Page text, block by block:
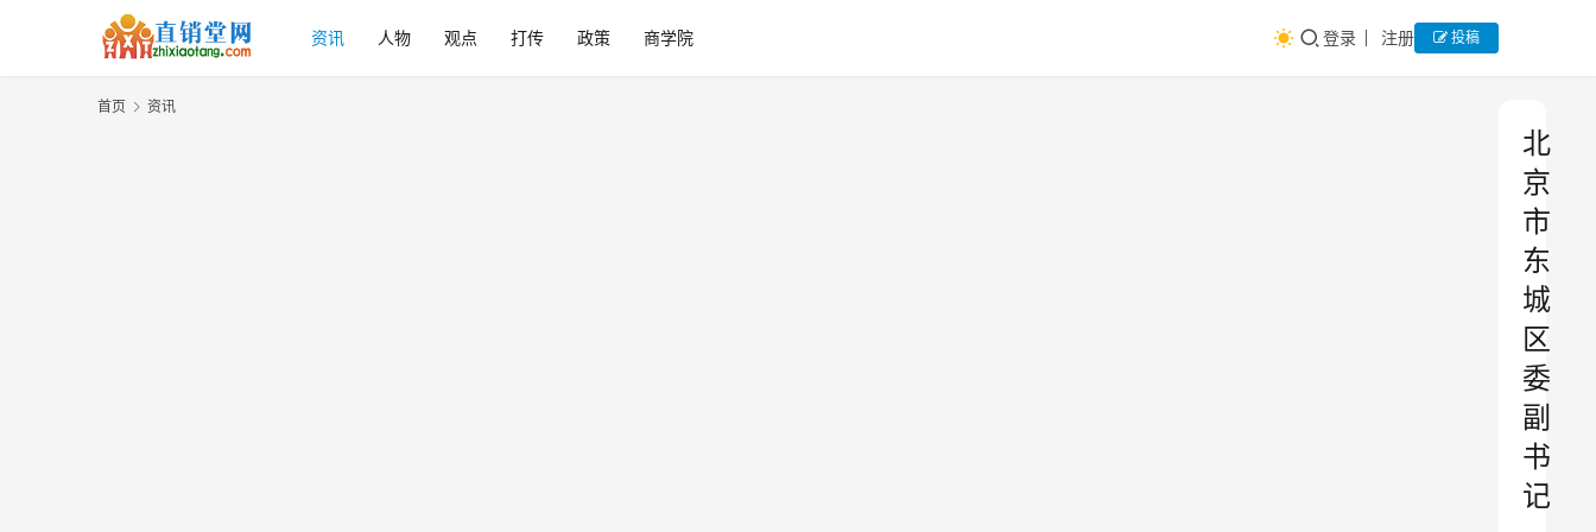
资讯 人物 观点 打传 政策 商学院 登录 注册 投稿
首页 资讯
北
京
市
东
城
区
委
副
书
记